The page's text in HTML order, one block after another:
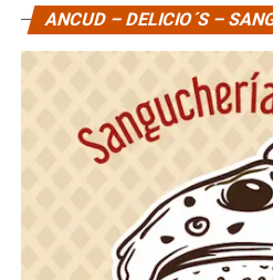
ANCUD – DELICIO´S –